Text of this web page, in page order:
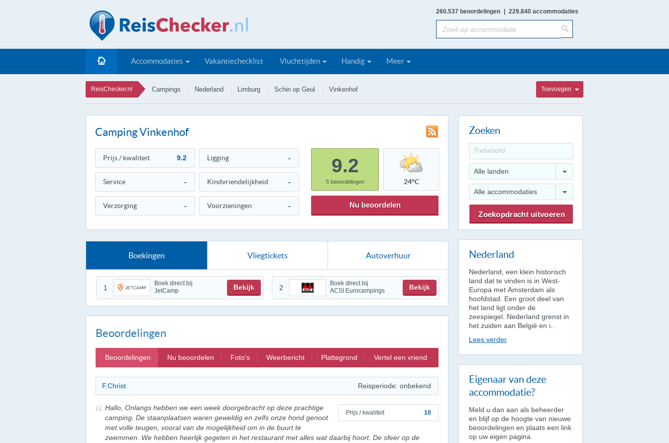
260.537 beoordelingen 229.840 accommodaties
Accommodaties Vakantiechecklist Vluchttijden Handig Meer
ReisChecker.nl Campings Nederland Limburg Schin op Geul Vinkenhof Toevoegen
Camping Vinkenhof
Prijs / kwaliteit 9.2 Ligging -
Service - Kindvriendelijkheid -
Verzorging - Voorzieningen -
9.2
5beoordelingen 24°C
Nu beoordelen
Boekingen Vliegtickets Autoverhuur
1
Boek direct bij
JetCamp
Bekijk 2
Boek direct bij
ACSI Eurocampings
Bekijk
Beoordelingen
Beoordelingen Nu beoordelen Foto's Weerbericht Plattegrond Vertel een vriend
F.Christ Reisperiode: onbekend
Prijs / kwaliteit 10
Hallo, Onlangs hebben we een week doorgebracht op deze prachtige
camping. De staanplaatsen waren geweldig en zelfs onze hond genoot
met volle teugen, vooral van de mogelijkheid om in de buurt te
zwemmen. We hebben heerlijk gegeten in het restaurant met alles wat daarbij hoort. De sfeer op de
Zoeken
Alle landen
Alle accommodaties
Nederland
Nederland, een klein historisch
land dat te vinden is in West-
Europa met Amsterdam als
hoofdstad. Een groot deel van
het land ligt onder de
zeespiegel. Nederland grenst in
het zuiden aan België en i..
Lees verder
Eigenaar van deze
accommodatie?
Meld u dan aan als beheerder
en blijf op de hoogte van nieuwe
beoordelingen en plaats een link
op uw eigen pagina.